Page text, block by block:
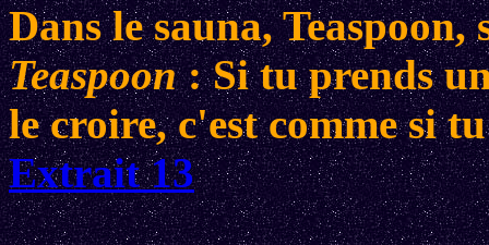
Dans le sauna,
Teaspoon: Si tu prends
le croire, c'est comme si
Extrait 13